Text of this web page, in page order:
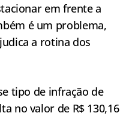
em frente a
é um problema,
a rotina dos
tipo de infração de
no valor de R$ 130,16